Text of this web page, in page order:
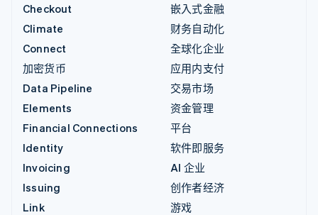
Checkout
Climate
Connect
加密货币
Data Pipeline
Elements
Financial Connections
Identity
Invoicing
Issuing
Link
嵌入式金融
财务自动化
全球化企业
应用内支付
交易市场
资金管理
平台
软件即服务
AI 企业
创作者经济
游戏